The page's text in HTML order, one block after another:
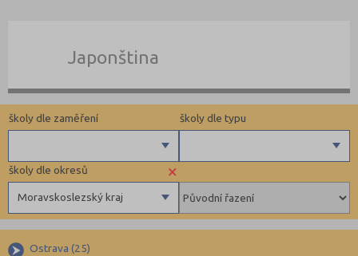
Japonština
×
Moravskoslezský kraj
školy dle okresů
Beroun (11)
školy dle typu
Docházkové
Individuální
školy dle zaměření
Angličtina
Němčina
Ruština
Francouzština
Ostrava (25)